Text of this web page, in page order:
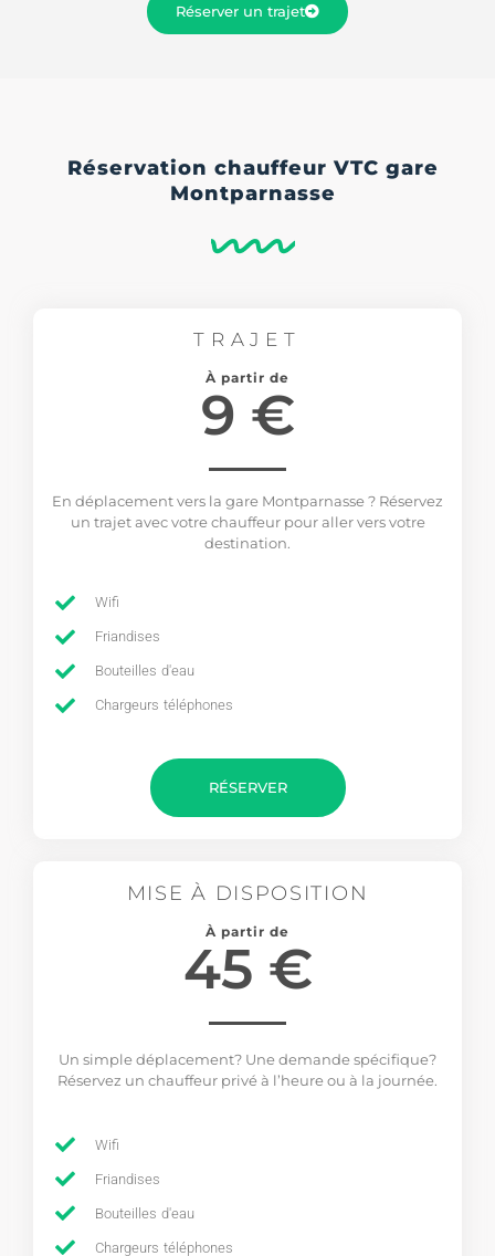
Réserver un trajet
Réservation chauffeur VTC gare
Montparnasse
TRAJET
À partir de
9 €
En déplacement vers la gare Montparnasse ? Réservez
un trajet avec votre chauffeur pour aller vers votre
destination.
Wifi
Friandises
Bouteilles d'eau
Chargeurs téléphones
RÉSERVER
MISE À DISPOSITION
À partir de
45 €
Un simple déplacement? Une demande spécifique?
Réservez un chauffeur privé à l’heure ou à la journée.
Wifi
Friandises
Bouteilles d'eau
Chargeurs téléphones